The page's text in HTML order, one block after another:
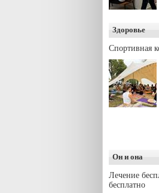
Здоровье
Спортивная
Он и она
Лечение
бесплатно